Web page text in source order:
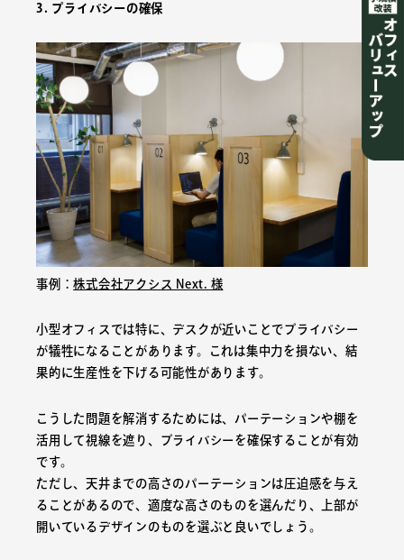
3. プライバシーの確保
事例：株式会社アクシス Next. 様
小型オフィスでは特に、デスクが近いことでプライバシー
が犠牲になることがあります。これは集中力を損ない、結
果的に生産性を下げる可能性があります。
こうした問題を解消するためには、パーテーションや棚を
活用して視線を遮り、プライバシーを確保することが有効
です。
ただし、天井までの高さのパーテーションは圧迫感を与え
ることがあるので、適度な高さのものを選んだり、上部が
開いているデザインのものを選ぶと良いでしょう。